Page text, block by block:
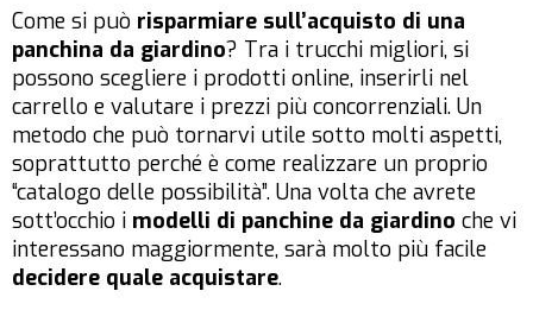
Come si può risparmiare sull’acquisto di una
panchina da giardino? Tra i trucchi migliori, si
possono scegliere i prodotti online, inserirli nel
carrello e valutare i prezzi più concorrenziali. Un
metodo che può tornarvi utile sotto molti aspetti,
soprattutto perché è come realizzare un proprio
“catalogo delle possibilità”. Una volta che avrete
sott’occhio i modelli di panchine da giardino che vi
interessano maggiormente, sarà molto più facile
decidere quale acquistare.